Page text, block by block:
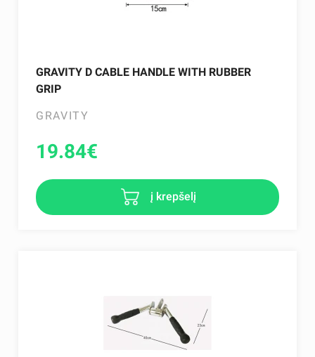
GRAVITY D CABLE HANDLE WITH RUBBER
GRIP
GRAVITY
19.84€
į krepšelį